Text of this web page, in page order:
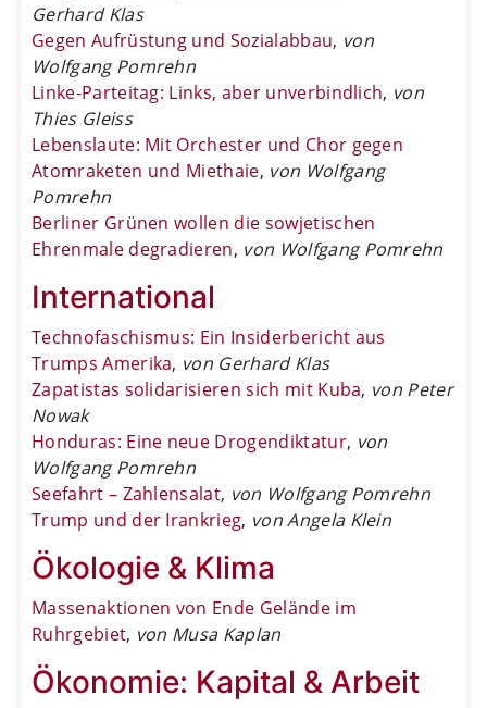
Gerhard Klas
Gegen Aufrüstung und Sozialabbau, von
Wolfgang Pomrehn
Linke-Parteitag: Links, aber unverbindlich, von
Thies Gleiss
Lebenslaute: Mit Orchester und Chor gegen
Atomraketen und Miethaie, von Wolfgang
Pomrehn
Berliner Grünen wollen die sowjetischen
Ehrenmale degradieren, von Wolfgang Pomrehn
International
Technofaschismus: Ein Insiderbericht aus
Trumps Amerika, von Gerhard Klas
Zapatistas solidarisieren sich mit Kuba, von Peter
Nowak
Honduras: Eine neue Drogendiktatur, von
Wolfgang Pomrehn
Seefahrt – Zahlensalat, von Wolfgang Pomrehn
Trump und der Irankrieg, von Angela Klein
Ökologie & Klima
Massenaktionen von Ende Gelände im
Ruhrgebiet, von Musa Kaplan
Ökonomie: Kapital & Arbeit